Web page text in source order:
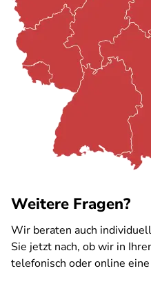
Weitere Fragen?
Wir beraten auch
Sie jetzt nach, ob wir in
telefonisch oder online